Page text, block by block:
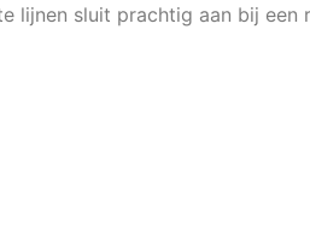
lijnen sluit prachtig aan bij een